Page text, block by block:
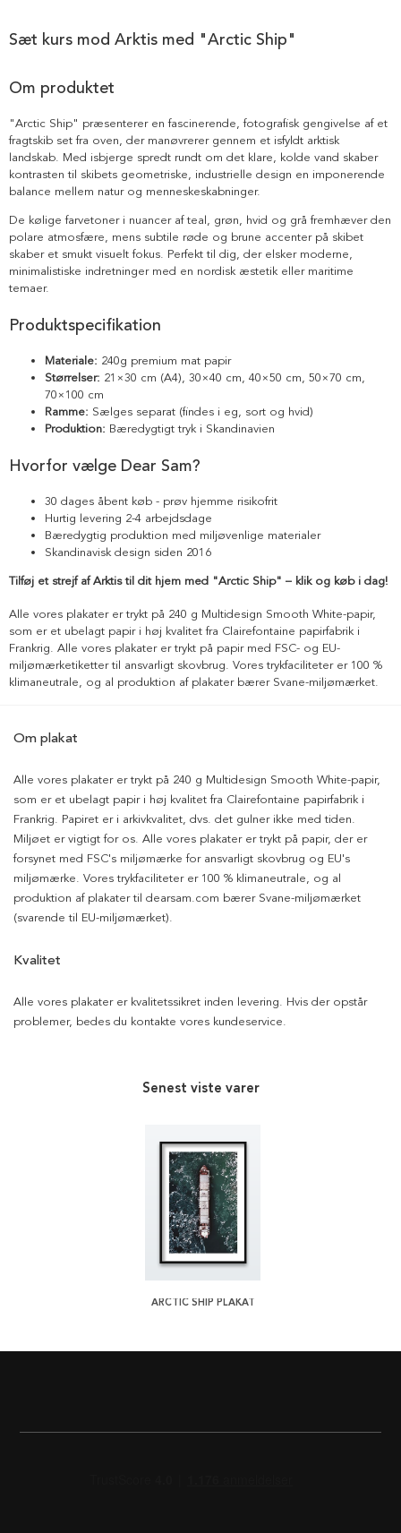
Sæt kurs mod Arktis med "Arctic Ship"
Om produktet
"Arctic Ship" præsenterer en fascinerende, fotografisk gengivelse af et
fragtskib set fra oven, der manøvrerer gennem et isfyldt arktisk
landskab. Med isbjerge spredt rundt om det klare, kolde vand skaber
kontrasten til skibets geometriske, industrielle design en imponerende
balance mellem natur og menneskeskabninger.
De kølige farvetoner i nuancer af teal, grøn, hvid og grå fremhæver den
polare atmosfære, mens subtile røde og brune accenter på skibet
skaber et smukt visuelt fokus. Perfekt til dig, der elsker moderne,
minimalistiske indretninger med en nordisk æstetik eller maritime
temaer.
Produktspecifikation
Materiale: 240g premium mat papir
Størrelser: 21×30 cm (A4), 30×40 cm, 40×50 cm, 50×70 cm,
70×100 cm
Ramme: Sælges separat (findes i eg, sort og hvid)
Produktion: Bæredygtigt tryk i Skandinavien
Hvorfor vælge Dear Sam?
30 dages åbent køb - prøv hjemme risikofrit
Hurtig levering 2-4 arbejdsdage
Bæredygtig produktion med miljøvenlige materialer
Skandinavisk design siden 2016
Tilføj et strejf af Arktis til dit hjem med "Arctic Ship" – klik og køb i dag!
Alle vores plakater er trykt på 240 g Multidesign Smooth White-papir,
som er et ubelagt papir i høj kvalitet fra Clairefontaine papirfabrik i
Frankrig. Alle vores plakater er trykt på papir med FSC- og EU-
miljømærketiketter til ansvarligt skovbrug. Vores trykfaciliteter er 100 %
klimaneutrale, og al produktion af plakater bærer Svane-miljømærket.
Om plakat
Alle vores plakater er trykt på 240 g Multidesign Smooth White-papir,
som er et ubelagt papir i høj kvalitet fra Clairefontaine papirfabrik i
Frankrig. Papiret er i arkivkvalitet, dvs. det gulner ikke med tiden.
Miljøet er vigtigt for os. Alle vores plakater er trykt på papir, der er
forsynet med FSC's miljømærke for ansvarligt skovbrug og EU's
miljømærke. Vores trykfaciliteter er 100 % klimaneutrale, og al
produktion af plakater til dearsam.com bærer Svane-miljømærket
(svarende til EU-miljømærket).
Kvalitet
Alle vores plakater er kvalitetssikret inden levering. Hvis der opstår
problemer, bedes du kontakte vores kundeservice.
Senest viste varer
ARCTIC SHIP PLAKAT